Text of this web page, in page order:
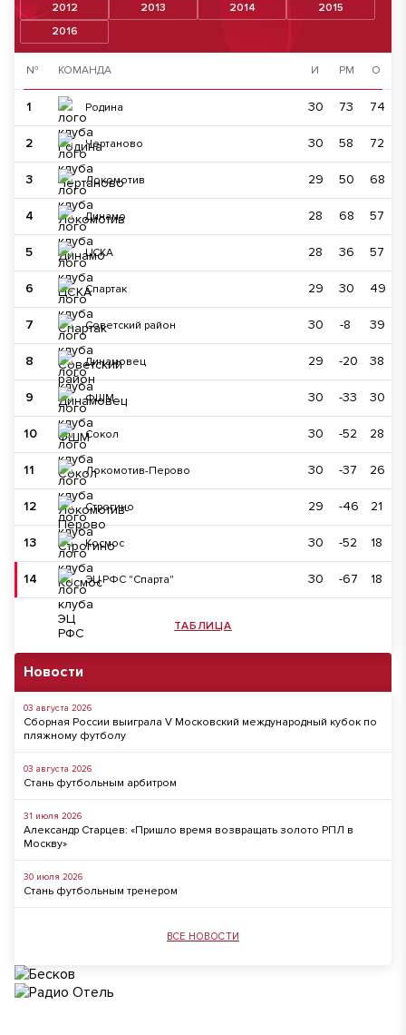
2012 2013 2014
2015
2016
№ КОМАНДА И РМ О
1 Родина 30 73 74
2 Чертаново 30 58 72
3 Локомотив 29 50 68
4 Динамо 28 68 57
5 ЦСКА 28 36 57
6 Спартак 29 30 49
7 Советский район 30 -8 39
8 Динамовец 29 -20 38
9 ФШМ 30 -33 30
10 Сокол 30 -52 28
11 Локомотив-Перово 30 -37 26
12 Строгино 29 -46 21
13 Космос 30 -52 18
14 ЭЦ РФС "Спарта" 30 -67 18
ТАБЛИЦА
Новости
03 августа 2026
Сборная России выиграла V Московский международный кубок по
пляжному футболу
03 августа 2026
Стань футбольным арбитром
31 июля 2026
Александр Старцев: «Пришло время возвращать золото РПЛ в
Москву»
30 июля 2026
Стань футбольным тренером
ВСЕ НОВОСТИ